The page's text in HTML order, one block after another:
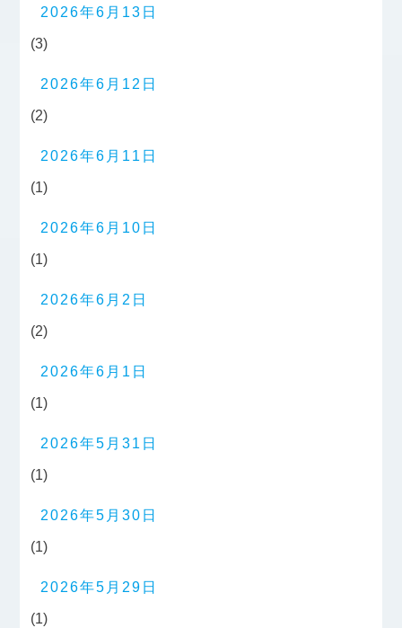
2026年6月13日
(3)
2026年6月12日
(2)
2026年6月11日
(1)
2026年6月10日
(1)
2026年6月2日
(2)
2026年6月1日
(1)
2026年5月31日
(1)
2026年5月30日
(1)
2026年5月29日
(1)